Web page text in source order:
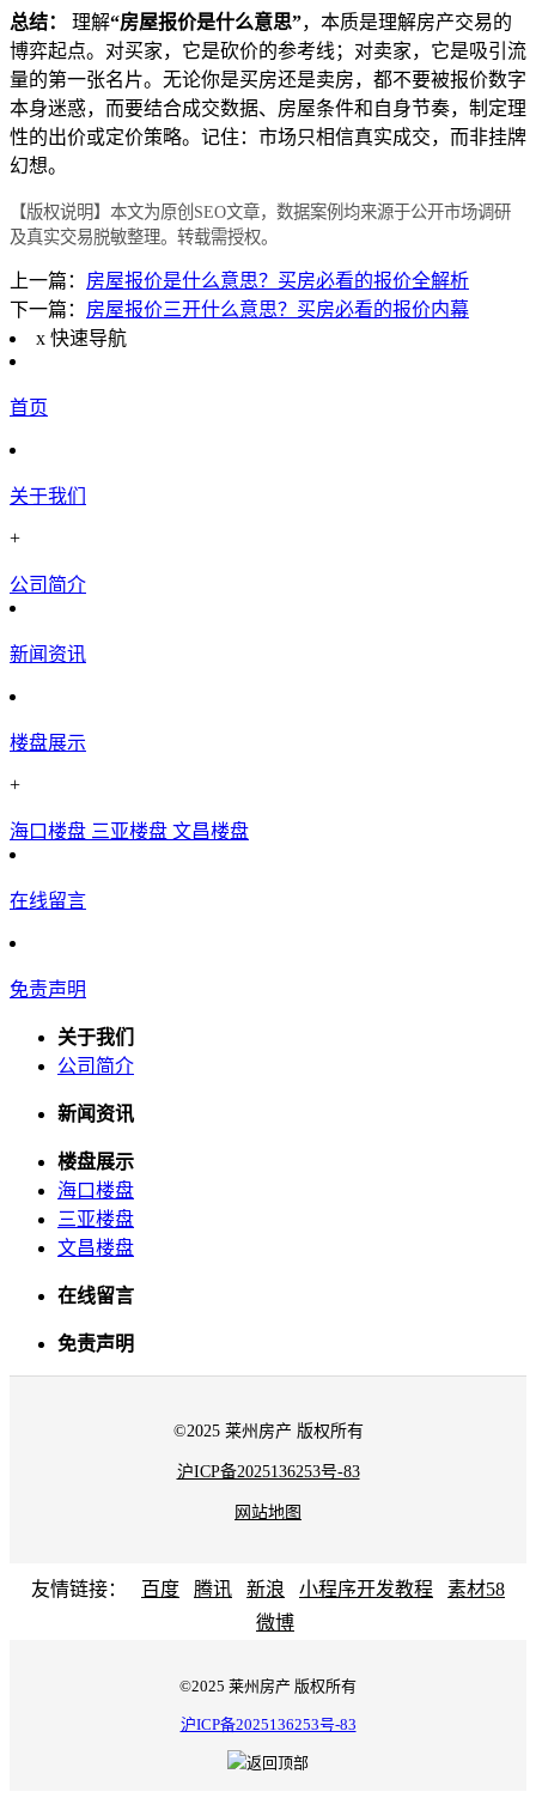
总结： 理解“房屋报价是什么意思”，本质是理解房产交易的
博弈起点。对买家，它是砍价的参考线；对卖家，它是吸引流
量的第一张名片。无论你是买房还是卖房，都不要被报价数字
本身迷惑，而要结合成交数据、房屋条件和自身节奏，制定理
性的出价或定价策略。记住：市场只相信真实成交，而非挂牌
幻想。
【版权说明】本文为原创SEO文章，数据案例均来源于公开市场调研
及真实交易脱敏整理。转载需授权。
上一篇： 房屋报价是什么意思？买房必看的报价全解析
下一篇： 房屋报价三开什么意思？买房必看的报价内幕
x 快速导航
首页
关于我们
+
公司简介
新闻资讯
楼盘展示
+
海口楼盘 三亚楼盘 文昌楼盘
在线留言
免责声明
关于我们
公司简介
新闻资讯
楼盘展示
海口楼盘
三亚楼盘
文昌楼盘
在线留言
免责声明
©2025 莱州房产 版权所有
沪ICP备2025136253号-83
网站地图
友情链接： 百度 腾讯 新浪 小程序开发教程
素材58
微博
©2025 莱州房产 版权所有
沪ICP备2025136253号-83